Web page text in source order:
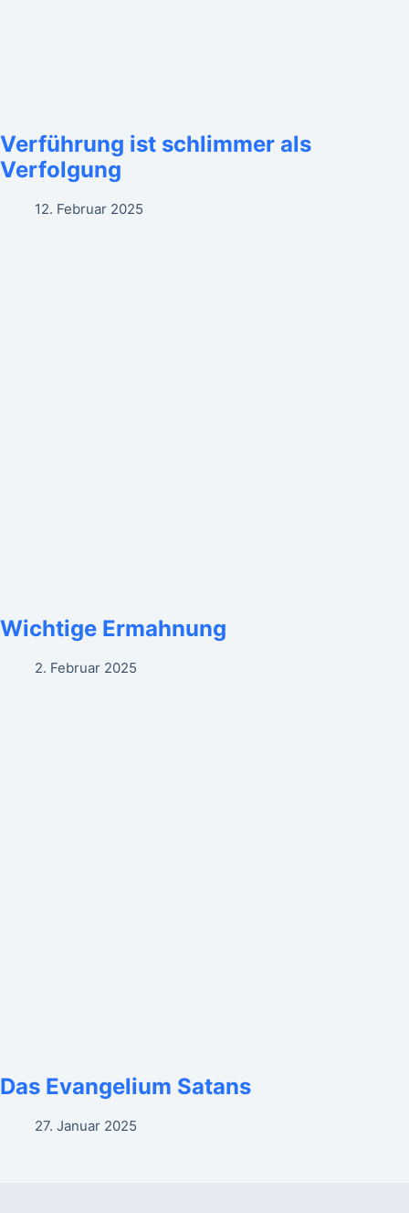
Verführung ist schlimmer als
Verfolgung
12. Februar 2025
Wichtige Ermahnung
2. Februar 2025
Das Evangelium Satans
27. Januar 2025